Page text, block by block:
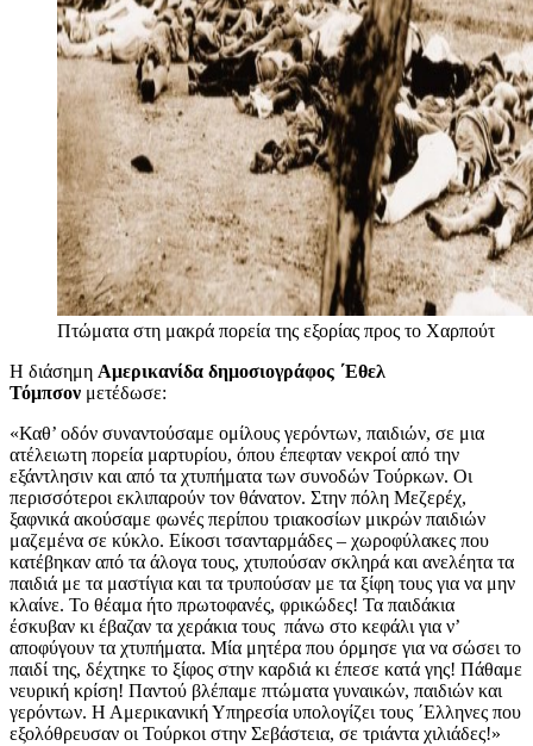
Πτώματα στη μακρά πορεία της εξορίας προς το Χαρπούτ
Η διάσημη Αμερικανίδα δημοσιογράφος ΄Εθελ
Τόμπσον μετέδωσε:
«Καθ’ οδόν συναντούσαμε ομίλους γερόντων, παιδιών, σε μια
ατέλειωτη πορεία μαρτυρίου, όπου έπεφταν νεκροί από την
εξάντλησιν και από τα χτυπήματα των συνοδών Τούρκων. Οι
περισσότεροι εκλιπαρούν τον θάνατον. Στην πόλη Μεζερέχ,
ξαφνικά ακούσαμε φωνές περίπου τριακοσίων μικρών παιδιών
μαζεμένα σε κύκλο. Είκοσι τσανταρμάδες – χωροφύλακες που
κατέβηκαν από τα άλογα τους, χτυπούσαν σκληρά και ανελέητα τα
παιδιά με τα μαστίγια και τα τρυπούσαν με τα ξίφη τους για να μην
κλαίνε. Το θέαμα ήτο πρωτοφανές, φρικώδες! Τα παιδάκια
έσκυβαν κι έβαζαν τα χεράκια τους πάνω στο κεφάλι για ν’
αποφύγουν τα χτυπήματα. Μία μητέρα που όρμησε για να σώσει το
παιδί της, δέχτηκε το ξίφος στην καρδιά κι έπεσε κατά γης! Πάθαμε
νευρική κρίση! Παντού βλέπαμε πτώματα γυναικών, παιδιών και
γερόντων. Η Αμερικανική Υπηρεσία υπολογίζει τους ΄Ελληνες που
εξολόθρευσαν οι Τούρκοι στην Σεβάστεια, σε τριάντα χιλιάδες!»